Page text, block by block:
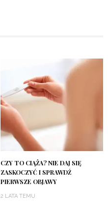
CZY TO CIĄŻA? NIE DAJ SIĘ
ZASKOCZYĆ I SPRAWDŹ
PIERWSZE OBJAWY
2 LATA TEMU